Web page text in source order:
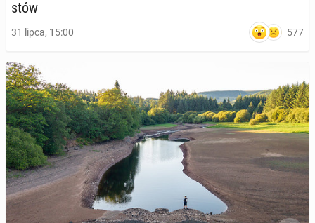
stów
31 lipca, 15:00 577